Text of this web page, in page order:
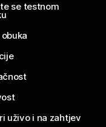
se testnom
uživo i na zahtjev